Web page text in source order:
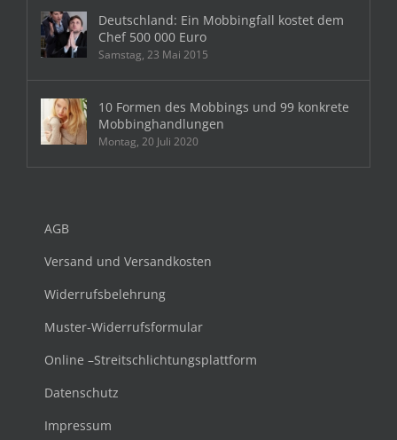
Deutschland: Ein Mobbingfall kostet dem
Chef 500 000 Euro
Samstag, 23 Mai 2015
10 Formen des Mobbings und 99 konkrete
Mobbinghandlungen
Montag, 20 Juli 2020
AGB
Versand und Versandkosten
Widerrufsbelehrung
Muster-Widerrufsformular
Online –Streitschlichtungsplattform
Datenschutz
Impressum